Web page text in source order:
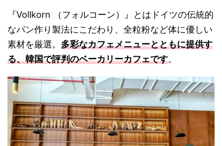
『Vollkorn （フォルコーン）』とはドイツの伝統的
なパン作り製法にこだわり、全粒粉など体に優しい
素材を厳選。 多彩なカフェメニューとともに提供す
る、韓国で評判のベーカリーカフェです。